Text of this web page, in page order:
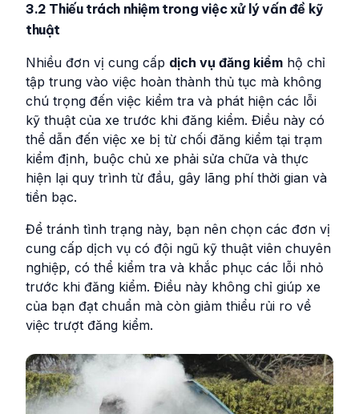
3.2 Thiếu trách nhiệm trong việc xử lý vấn đề kỹ
thuật
Nhiều đơn vị cung cấp dịch vụ đăng kiểm hộ chỉ
tập trung vào việc hoàn thành thủ tục mà không
chú trọng đến việc kiểm tra và phát hiện các lỗi
kỹ thuật của xe trước khi đăng kiểm. Điều này có
thể dẫn đến việc xe bị từ chối đăng kiểm tại trạm
kiểm định, buộc chủ xe phải sửa chữa và thực
hiện lại quy trình từ đầu, gây lãng phí thời gian và
tiền bạc.
Để tránh tình trạng này, bạn nên chọn các đơn vị
cung cấp dịch vụ có đội ngũ kỹ thuật viên chuyên
nghiệp, có thể kiểm tra và khắc phục các lỗi nhỏ
trước khi đăng kiểm. Điều này không chỉ giúp xe
của bạn đạt chuẩn mà còn giảm thiểu rủi ro về
việc trượt đăng kiểm.